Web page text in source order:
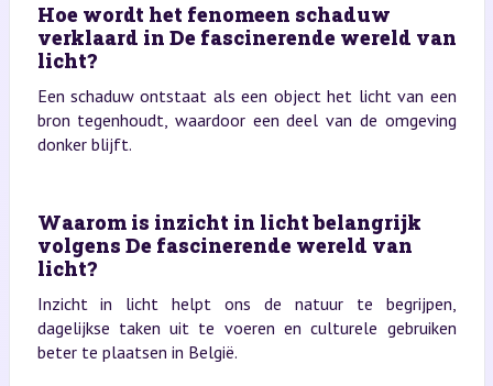
Hoe wordt het fenomeen schaduw
verklaard in De fascinerende wereld van
licht?
Een schaduw ontstaat als een object het licht van een
bron tegenhoudt, waardoor een deel van de omgeving
donker blijft.
Waarom is inzicht in licht belangrijk
volgens De fascinerende wereld van
licht?
Inzicht in licht helpt ons de natuur te begrijpen,
dagelijkse taken uit te voeren en culturele gebruiken
beter te plaatsen in België.